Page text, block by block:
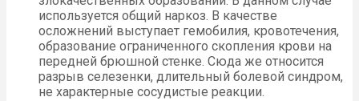
используется общий наркоз. В качестве
осложнений выступает гемобилия, кровотечения,
образование ограниченного скопления крови на
передней брюшной стенке. Сюда же относится
разрыв селезенки, длительный болевой синдром,
не характерные сосудистые реакции.